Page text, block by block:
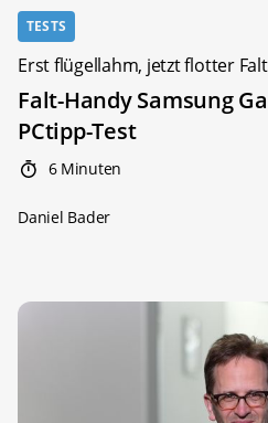
TESTS
Erst flügellahm, jetzt flotter
Falt-Handy Samsung
PCtipp-Test
6 Minuten
Daniel Bader